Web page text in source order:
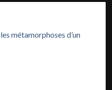
métamorphoses d’un